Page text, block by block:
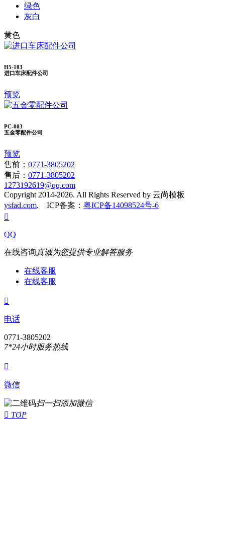
绿色
灰白
黄色
H5-103
进口车床配件公司
预览
PC-003
五金零配件公司
预览
售前： 0771-3805202
售后： 0771-3805202
1273192619@qq.com
Copyright 2014-2026. All Rights Reserved by 云尚模板
ysfad.com. ICP备案： 粤ICP备14098524号-6

QQ
在线咨询真诚为您提供专业解答服务
在线客服
在线客服

电话
0771-3805202
7*24小时服务热线

微信
扫一扫添加微信
 TOP